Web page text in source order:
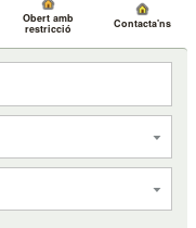
Obert amb
restricció Contacta'ns